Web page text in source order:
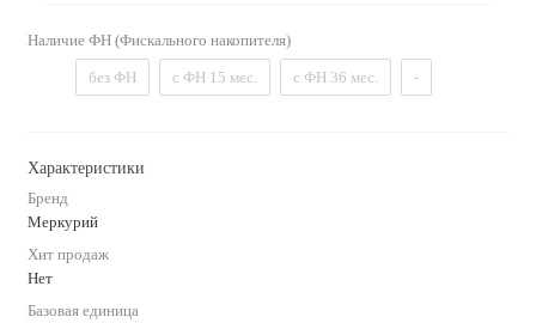
Наличие ФН (Фискального накопителя)
без ФН с ФН 15 мес. с ФН 36 мес. -
Характеристики
Бренд
Меркурий
Хит продаж
Нет
Базовая единица